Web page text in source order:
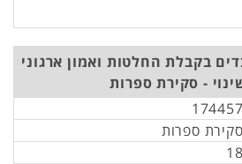
בקבלת החלטות ואמון ארגוני
- סקירת ספרות
174457
סקירת ספרות
18